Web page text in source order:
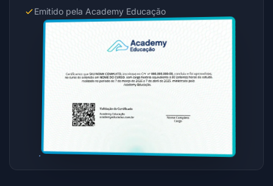
Emitido pela Academy Educação